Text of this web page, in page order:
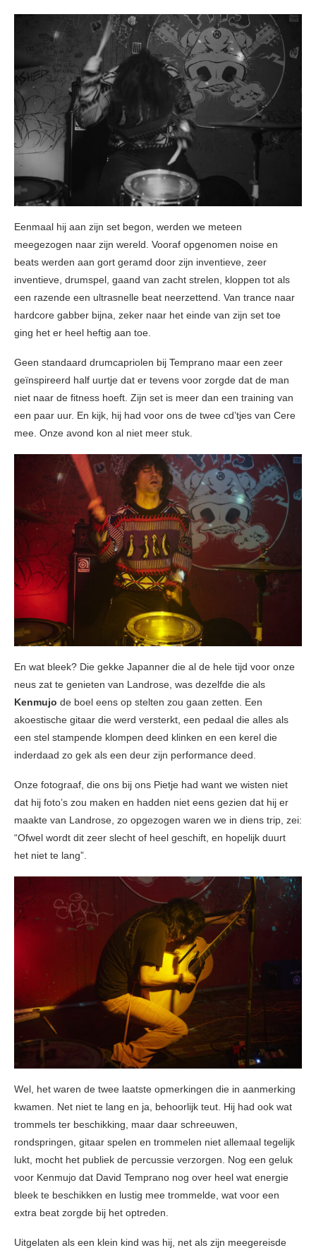
Eenmaal hij aan zijn set begon, werden we meteen
meegezogen naar zijn wereld. Vooraf opgenomen noise en
beats werden aan gort geramd door zijn inventieve, zeer
inventieve, drumspel, gaand van zacht strelen, kloppen tot als
een razende een ultrasnelle beat neerzettend. Van trance naar
hardcore gabber bijna, zeker naar het einde van zijn set toe
ging het er heel heftig aan toe.
Geen standaard drumcapriolen bij Temprano maar een zeer
geïnspireerd half uurtje dat er tevens voor zorgde dat de man
niet naar de fitness hoeft. Zijn set is meer dan een training van
een paar uur. En kijk, hij had voor ons de twee cd’tjes van Cere
mee. Onze avond kon al niet meer stuk.
En wat bleek? Die gekke Japanner die al de hele tijd voor onze
neus zat te genieten van Landrose, was dezelfde die als
Kenmujo de boel eens op stelten zou gaan zetten. Een
akoestische gitaar die werd versterkt, een pedaal die alles als
een stel stampende klompen deed klinken en een kerel die
inderdaad zo gek als een deur zijn performance deed.
Onze fotograaf, die ons bij ons Pietje had want we wisten niet
dat hij foto’s zou maken en hadden niet eens gezien dat hij er
maakte van Landrose, zo opgezogen waren we in diens trip, zei:
“Ofwel wordt dit zeer slecht of heel geschift, en hopelijk duurt
het niet te lang”.
Wel, het waren de twee laatste opmerkingen die in aanmerking
kwamen. Net niet te lang en ja, behoorlijk teut. Hij had ook wat
trommels ter beschikking, maar daar schreeuwen,
rondspringen, gitaar spelen en trommelen niet allemaal tegelijk
lukt, mocht het publiek de percussie verzorgen. Nog een geluk
voor Kenmujo dat David Temprano nog over heel wat energie
bleek te beschikken en lustig mee trommelde, wat voor een
extra beat zorgde bij het optreden.
Uitgelaten als een klein kind was hij, net als zijn meegereisde